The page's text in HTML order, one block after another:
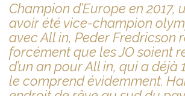
Champion d’Europe en 2017,
avoir été vice-champion
avec All in, Peder Fredricson
forcément que les JO soient
d’un an pour All in, qui a déjà
le comprend évidemment.